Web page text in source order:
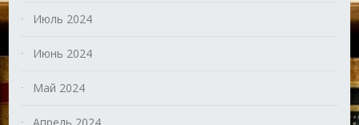
Июль 2024
Июнь 2024
Май 2024